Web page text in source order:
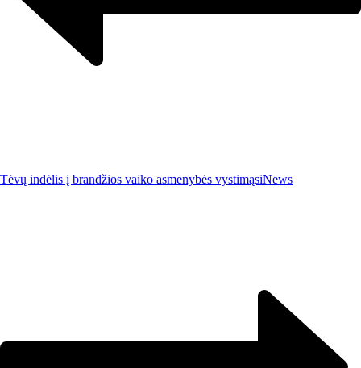
Tėvų indėlis į brandžios vaiko asmenybės vystimąsiNews